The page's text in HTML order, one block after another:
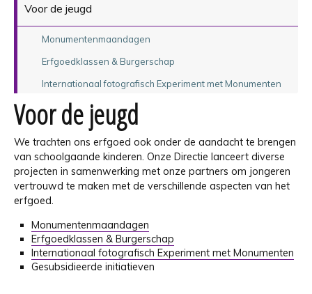
Voor de jeugd
Monumentenmaandagen
Erfgoedklassen & Burgerschap
Internationaal fotografisch Experiment met Monumenten
Voor de jeugd
We trachten ons erfgoed ook onder de aandacht te brengen
van schoolgaande kinderen. Onze Directie lanceert diverse
projecten in samenwerking met onze partners om jongeren
vertrouwd te maken met de verschillende aspecten van het
erfgoed.
Monumentenmaandagen
Erfgoedklassen & Burgerschap
Internationaal fotografisch Experiment met Monumenten
Gesubsidieerde initiatieven